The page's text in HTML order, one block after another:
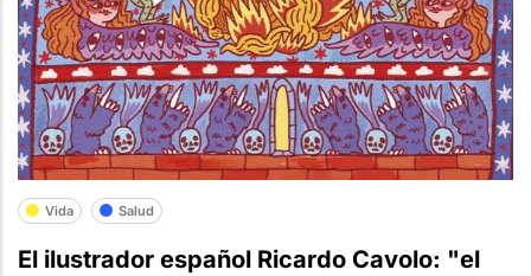
Vida Salud
El ilustrador español Ricardo Cavolo: "el